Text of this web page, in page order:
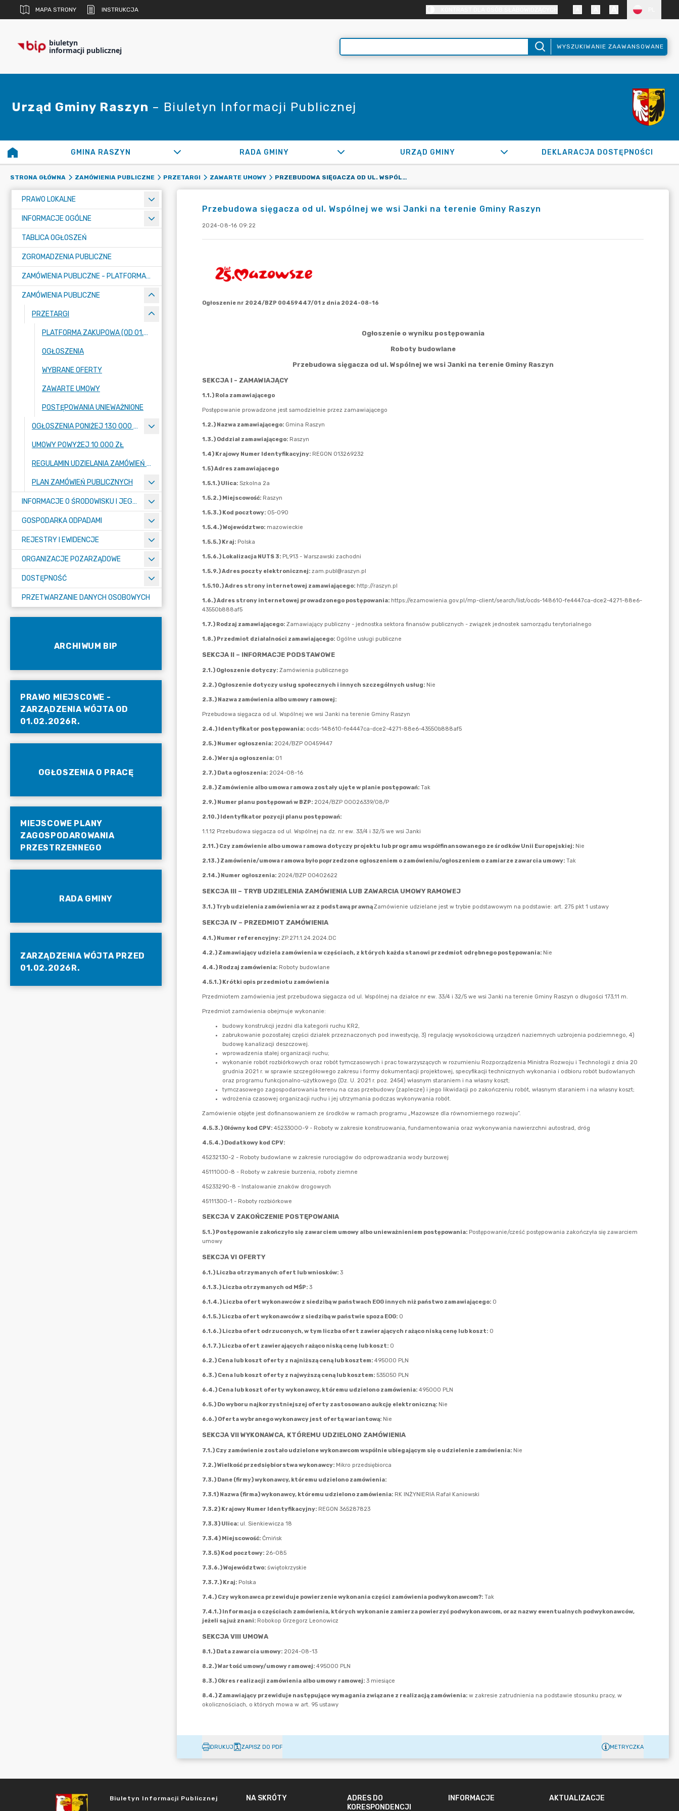
MAPA STRONY INSTRUKCJA
biuletyn
informacji publicznej WYSZUKIWANIE ZAAWANSOWANE
Urząd Gminy Raszyn – Biuletyn Informacji Publicznej
GMINA RASZYN RADA GMINY URZĄD GMINY DEKLARACJA DOSTĘPNOŚCI
STRONA GŁÓWNA ZAMÓWIENIA PUBLICZNE PRZETARGI ZAWARTE UMOWY PRZEBUDOWA SIĘGACZA OD UL. WSPÓLNEJ WE WSI JANKI NA TERENIE GMINY RASZYN
PRAWO LOKALNE
INFORMACJE OGÓLNE
TABLICA OGŁOSZEŃ
ZGROMADZENIA PUBLICZNE
ZAMÓWIENIA PUBLICZNE - PLATFORMA ZAKUPOWA (OD 01.05.2025R.)
ZAMÓWIENIA PUBLICZNE
PRZETARGI
PLATFORMA ZAKUPOWA (OD 01.05.2025R.)
OGŁOSZENIA
WYBRANE OFERTY
ZAWARTE UMOWY
POSTĘPOWANIA UNIEWAŻNIONE
OGŁOSZENIA PONIŻEJ 130 000 ZŁ
UMOWY POWYŻEJ 10 000 ZŁ
REGULAMIN UDZIELANIA ZAMÓWIEŃ PUBLICZNYCH
PLAN ZAMÓWIEŃ PUBLICZNYCH
INFORMACJE O ŚRODOWISKU I JEGO OCHRONIE
GOSPODARKA ODPADAMI
REJESTRY I EWIDENCJE
ORGANIZACJE POZARZĄDOWE
DOSTĘPNOŚĆ
PRZETWARZANIE DANYCH OSOBOWYCH
ARCHIWUM BIP
PRAWO MIEJSCOWE -
ZARZĄDZENIA WÓJTA OD
01.02.2026R.
OGŁOSZENIA O PRACĘ
MIEJSCOWE PLANY
ZAGOSPODAROWANIA
PRZESTRZENNEGO
RADA GMINY
ZARZĄDZENIA WÓJTA PRZED
01.02.2026R.
Przebudowa sięgacza od ul. Wspólnej we wsi Janki na terenie Gminy Raszyn
2024-08-16 09:22
DRUKUJ ZAPISZ DO PDF METRYCZKA
Biuletyn Informacji Publicznej NA SKRÓTY
ADRES DO
KORESPONDENCJI
INFORMACJE AKTUALIZACJE